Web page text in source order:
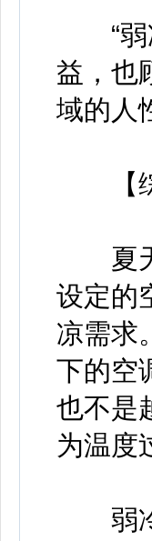
“弱冷
益，也
域的人
【综
夏天
设定的
凉需求
下的空
也不是
为温度
弱冷